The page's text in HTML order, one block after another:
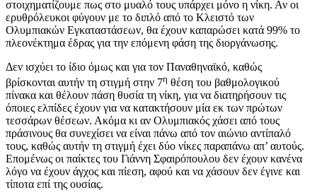
στοιχηματίζουμε πως στο μυαλό τους υπάρχει μόνο η νίκη. Αν οι
ερυθρόλευκοι φύγουν με το διπλό από το Κλειστό των
Ολυμπιακών Εγκαταστάσεων, θα έχουν καπαρώσει κατά 99% το
πλεονέκτημα έδρας για την επόμενη φάση της διοργάνωσης.
Δεν ισχύει το ίδιο όμως και για τον Παναθηναϊκό, καθώς
βρίσκονται αυτήν τη στιγμή στην 7η θέση του βαθμολογικού
πίνακα και θέλουν πάση θυσία τη νίκη, για να διατηρήσουν τις
όποιες ελπίδες έχουν για να κατακτήσουν μία εκ των πρώτων
τεσσάρων θέσεων. Ακόμα κι αν Ολυμπιακός χάσει από τους
πράσινους θα συνεχίσει να είναι πάνω από τον αιώνιο αντίπαλό
τους, καθώς αυτήν τη στιγμή έχει δύο νίκες παραπάνω απ’ αυτούς.
Επομένως οι παίκτες του Γιάννη Σφαιρόπουλου δεν έχουν κανένα
λόγο να έχουν άγχος και πίεση, αφού και να χάσουν δεν έγινε και
τίποτα επί της ουσίας.